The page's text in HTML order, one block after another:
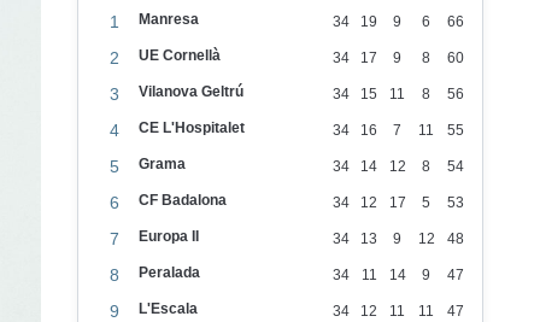
1 Manresa 34 19 9 6 66
2 UE Cornellà 34 17 9 8 60
3 Vilanova Geltrú 34 15 11 8 56
4 CE L'Hospitalet 34 16 7 11 55
5 Grama 34 14 12 8 54
6 CF Badalona 34 12 17 5 53
7 Europa II 34 13 9 12 48
8 Peralada 34 11 14 9 47
9 L'Escala 34 12 11 11 47